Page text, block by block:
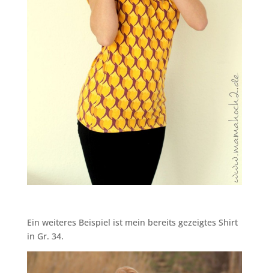
Ein weiteres Beispiel ist mein bereits gezeigtes Shirt
in Gr. 34.